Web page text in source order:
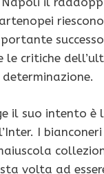
critiche
il suo intento è
I
volta ad